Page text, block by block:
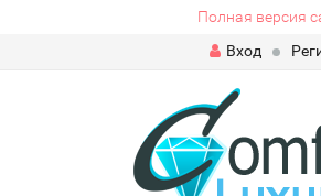
Полная версия
Вход